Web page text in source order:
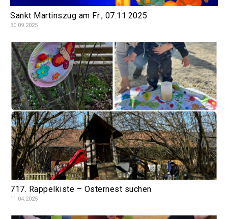
Sankt Martinszug am Fr., 07.11.2025
30.09.2025
717. Rappelkiste – Osternest suchen
11.04.2025